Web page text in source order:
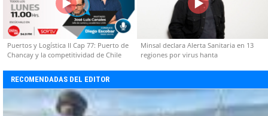
Puertos y Logística II Cap 77: Puerto de
Chancay y la competitividad de Chile
Minsal declara Alerta Sanitaria en 13
regiones por virus hanta
RECOMENDADAS DEL EDITOR